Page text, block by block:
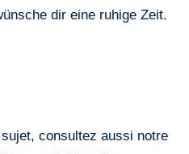
dir eine ruhige Zeit.
consultez aussi notre